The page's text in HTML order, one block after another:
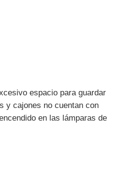
espacio para guardar
y cajones no cuentan con
en las lámparas de